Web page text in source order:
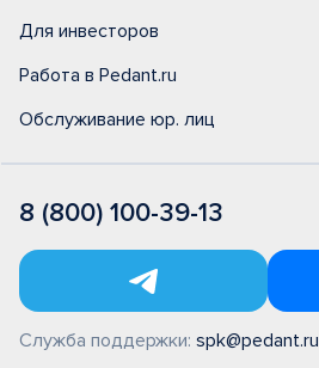
Для инвесторов
Работа в Pedant.ru
Обслуживание юр. лиц
8 (800) 100-39-13
Служба поддержки: spk@pedant.ru